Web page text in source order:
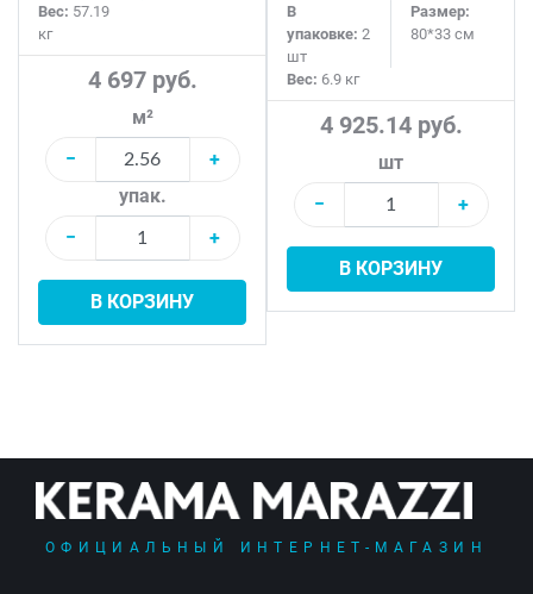
Вес: 57.19
кг
4 697 руб.
м²
−
+
упак.
−
+
В КОРЗИНУ
В
упаковке: 2
шт
Размер:
80*33 см
Вес: 6.9 кг
4 925.14 руб.
шт
−
+
В КОРЗИНУ
ОФИЦИАЛЬНЫЙ ИНТЕРНЕТ-МАГАЗИН